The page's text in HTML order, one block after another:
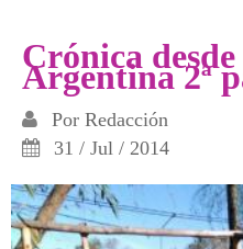
Crónica
Argentina 2ª
Por Redacción
31 / Jul / 2014